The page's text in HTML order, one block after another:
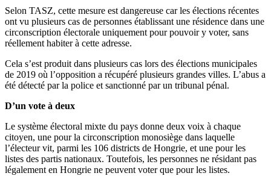
Selon TASZ, cette mesure est dangereuse car les élections récentes
ont vu plusieurs cas de personnes établissant une résidence dans une
circonscription électorale uniquement pour pouvoir y voter, sans
réellement habiter à cette adresse.
Cela s’est produit dans plusieurs cas lors des élections municipales
de 2019 où l’opposition a récupéré plusieurs grandes villes. L’abus a
été détecté par la police et sanctionné par un tribunal pénal.
D’un vote à deux
Le système électoral mixte du pays donne deux voix à chaque
citoyen, une pour la circonscription monosiège dans laquelle
l’électeur vit, parmi les 106 districts de Hongrie, et une pour les
listes des partis nationaux. Toutefois, les personnes ne résidant pas
légalement en Hongrie ne peuvent voter que pour les listes.